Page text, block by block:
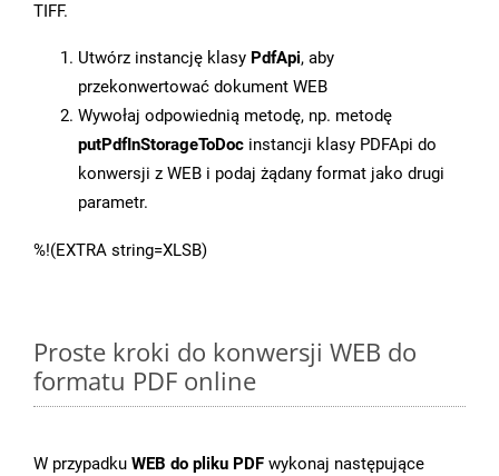
TIFF.
Utwórz instancję klasy PdfApi, aby
przekonwertować dokument WEB
Wywołaj odpowiednią metodę, np. metodę
putPdfInStorageToDoc instancji klasy PDFApi do
konwersji z WEB i podaj żądany format jako drugi
parametr.
%!(EXTRA string=XLSB)
Proste kroki do konwersji WEB do
formatu PDF online
W przypadku WEB do pliku PDF wykonaj następujące